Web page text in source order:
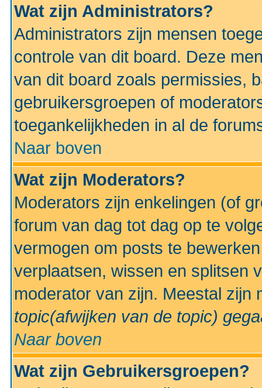
Wat zijn Administrators?
Administrators zijn mensen
controle van dit board. Deze
van dit board zoals permissies,
gebruikersgroepen of
toegankelijkheden in al de
Naar boven
Wat zijn Moderators?
Moderators zijn enkelingen (of
forum van dag tot dag op te
vermogen om posts te
verplaatsen, wissen en splitsen
moderator van zijn. Meestal
topic(afwijken van de topic)
Naar boven
Wat zijn Gebruikersgroepen?